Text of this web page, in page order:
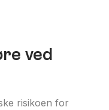
ved
risikoen for